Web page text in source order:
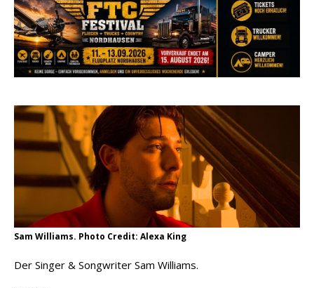
pez veröffentlicht neue Single „Late Night
Talks“ – eine Hymne auf unvergessliche
Sommernächte
Randy Travis veröffentlicht mit „I Don’t Care“
Ben Gallaher kehrt zu seinen Wurzeln zurück –
„Taylor Gold“ zeigt die Kraft der Akustik
Sam Williams. Photo Credit: Alexa King
Der Singer & Songwriter Sam Williams.